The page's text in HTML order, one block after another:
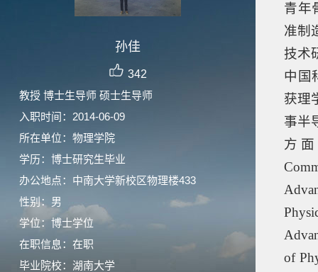
孙佳
342
教授 博士生导师 硕士生导师
入职时间：2014-06-09
所在单位：物理学院
学历：博士研究生毕业
办公地点：中南大学新校区物理楼433
性别：男
学位：博士学位
在职信息：在职
毕业院校：湖南大学
青年
准制
技术
中国
获理
事半
方
of